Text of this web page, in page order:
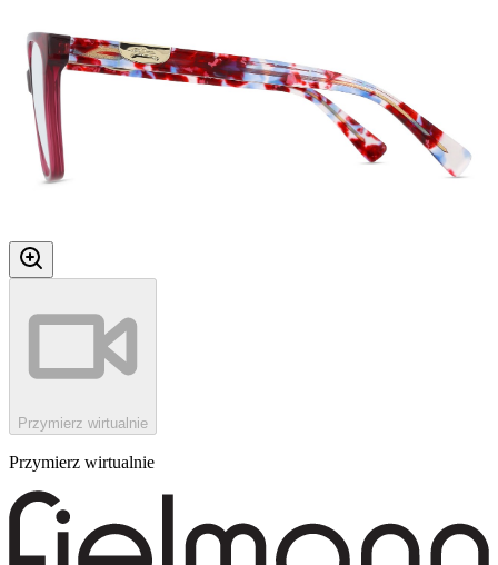
Przymierz wirtualnie
Przymierz wirtualnie